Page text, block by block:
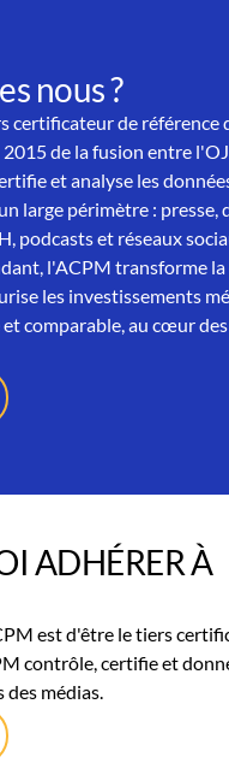
nous ?
certificateur de référence
2015 de la fusion entre
et analyse les
large périmètre : presse,
podcasts et réseaux
l'ACPM transforme
les investissements
et comparable, au cœur
ADHÉRER À
est d'être le tiers
contrôle, certifie et
des médias.